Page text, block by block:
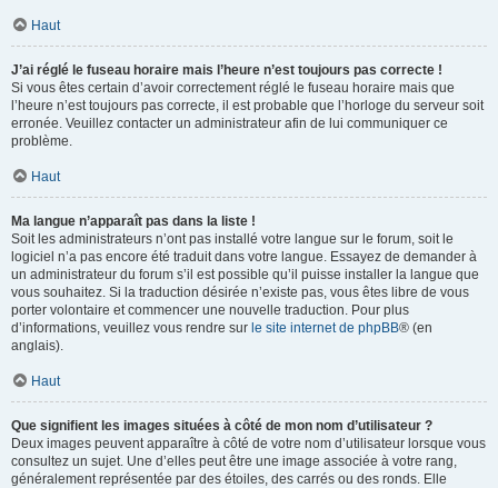
Haut
J’ai réglé le fuseau horaire mais l’heure n’est toujours pas correcte !
Si vous êtes certain d’avoir correctement réglé le fuseau horaire mais que
l’heure n’est toujours pas correcte, il est probable que l’horloge du serveur soit
erronée. Veuillez contacter un administrateur afin de lui communiquer ce
problème.
Haut
Ma langue n’apparaît pas dans la liste !
Soit les administrateurs n’ont pas installé votre langue sur le forum, soit le
logiciel n’a pas encore été traduit dans votre langue. Essayez de demander à
un administrateur du forum s’il est possible qu’il puisse installer la langue que
vous souhaitez. Si la traduction désirée n’existe pas, vous êtes libre de vous
porter volontaire et commencer une nouvelle traduction. Pour plus
d’informations, veuillez vous rendre sur le site internet de phpBB® (en
anglais).
Haut
Que signifient les images situées à côté de mon nom d’utilisateur ?
Deux images peuvent apparaître à côté de votre nom d’utilisateur lorsque vous
consultez un sujet. Une d’elles peut être une image associée à votre rang,
généralement représentée par des étoiles, des carrés ou des ronds. Elle